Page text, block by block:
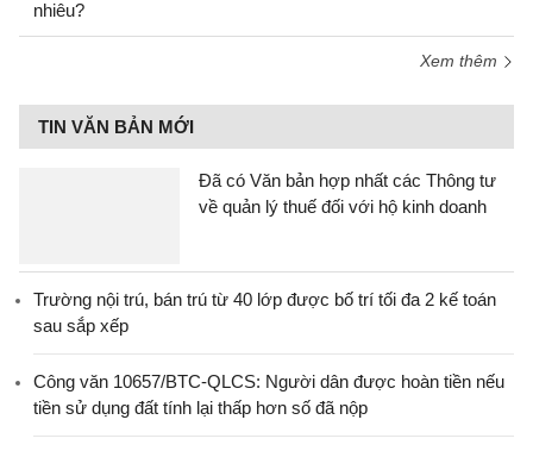
nhiêu?
Xem thêm
TIN VĂN BẢN MỚI
Đã có Văn bản hợp nhất các Thông tư
về quản lý thuế đối với hộ kinh doanh
Trường nội trú, bán trú từ 40 lớp được bố trí tối đa 2 kế toán
sau sắp xếp
Công văn 10657/BTC-QLCS: Người dân được hoàn tiền nếu
tiền sử dụng đất tính lại thấp hơn số đã nộp